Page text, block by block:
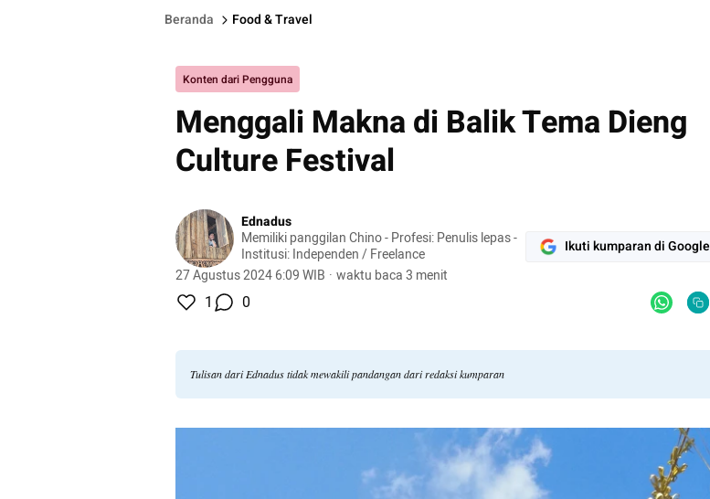
Beranda Food & Travel
Konten dari Pengguna
Menggali Makna di Balik Tema Dieng
Culture Festival
Ednadus
Memiliki panggilan Chino - Profesi: Penulis lepas -
Institusi: Independen / Freelance
27 Agustus 2024 6:09 WIB · waktu baca 3 menit
Ikuti kumparan di Google
1 0
Tulisan dari Ednadus tidak mewakili pandangan dari redaksi kumparan